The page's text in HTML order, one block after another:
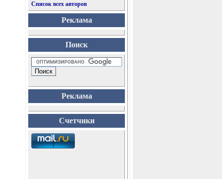
Список всех авторов
Реклама
Поиск
Реклама
Счетчики